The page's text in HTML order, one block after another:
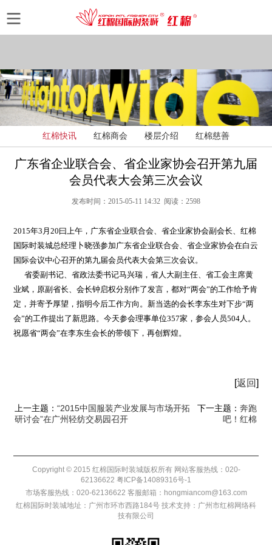
红棉快讯 红棉商会 楼层介绍 红棉慈善
广东省企业联合会、省企业家协会召开第九届
会员代表大会第三次会议
发布时间：2015-05-11 14:32 阅读：2598
2015年3月20曰上午，广东省企业联合会、省企业家协会副会长、红棉
国际时装城总经理卜晓强参加广东省企业联合会、省企业家协会在白云
国际会议中心召开的第九届会员代表大会第三次会议。
省委副书记、省政法委书记马兴瑞，省人大副主任、省工会主席黄
业斌，原副省长、会长钟启权分别作了发言，都对“两会”的工作给予肯
定，并寄予厚望，指明今后工作方向。新当选的会长李东生对下步“两
会”的工作提出了新思路。今天参会理事单位357家，参会人员504人。
祝愿省“两会”在李东生会长的带领下，再创辉煌。
[返回]
上一主题：“2015中国服装产业发展与市场开拓
研讨会”在广州轻纺交易园召开
下一主题：奔跑
吧！红棉
Copyright © 2015 红棉国际时装城版权所有 网站客服热线：020-
62136622 粤ICP备14089316号-1
市场客服热线：020-62136622 客服邮箱：hongmiancom@163.com
红棉国际时装城地址：广州市环市西路184号 技术支持： 广州市红棉网络科
技有限公司